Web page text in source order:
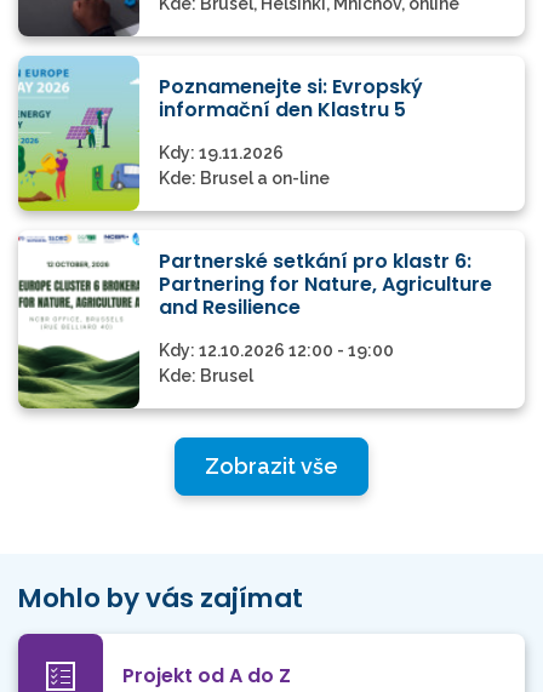
Poznamenejte si: Evropský
informační den Klastru 5
Kdy: 19.11.2026
Kde: Brusel a on-line
Partnerské setkání pro klastr 6:
Partnering for Nature, Agriculture
and Resilience
Kdy: 12.10.2026 12:00 - 19:00
Kde: Brusel
Zobrazit vše
Mohlo by vás zajímat
Projekt od A do Z